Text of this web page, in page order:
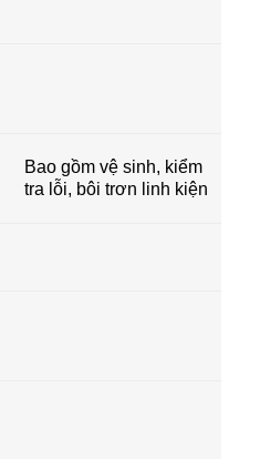
Bao gồm vệ sinh, kiểm
tra lỗi, bôi trơn linh kiện